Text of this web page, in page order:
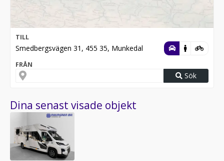
TILL
Smedbergsvägen 31, 455 35, Munkedal
FRÅN
Sök
Dina senast visade objekt